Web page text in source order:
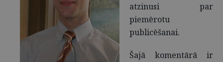
atzinusi par
piemērotu
publicēšanai.
Šajā komentārā ir